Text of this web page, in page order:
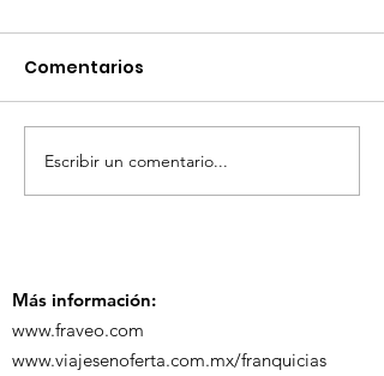
TourTravelynByFraveo
participó en la
Comentarios
Escribir un comentario...
Más información:
www.fraveo.com
www.viajesenoferta.com.mx/franquicias